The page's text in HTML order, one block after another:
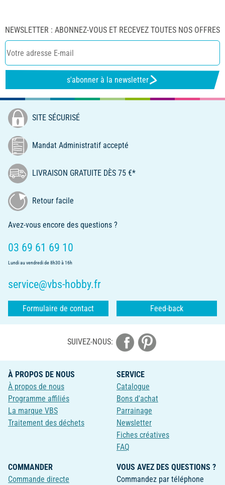
NEWSLETTER : ABONNEZ-VOUS ET RECEVEZ TOUTES NOS OFFRES
s'abonner à la newsletter
SITE SÉCURISÉ
Mandat Administratif accepté
LIVRAISON GRATUITE DÈS 75 €*
Retour facile
Avez-vous encore des questions ?
03 69 61 69 10
Lundi au vendredi de 8h30 à 16h
service@vbs-hobby.fr
Formulaire de contact Feed-back
SUIVEZ-NOUS:
À PROPOS DE NOUS
À propos de nous
Programme affiliés
La marque VBS
Traitement des déchets
SERVICE
Catalogue
Bons d'achat
Parrainage
Newsletter
Fiches créatives
FAQ
COMMANDER
Commande directe
VOUS AVEZ DES QUESTIONS ?
Commandez par téléphone